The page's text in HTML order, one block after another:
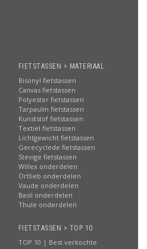
FIETSTASSEN > MATERIAAL
Bisonyl fietstassen
Canvas fietstassen
Polyester fietstassen
Tarpaulin fietstassen
Kunststof fietstassen
Textiel fietstassen
Lichtgewicht fietstassen
Gerecyclede fietstassen
Stevige fietstassen
Willex onderdelen
Ortlieb onderdelen
Vaude onderdelen
Basil onderdelen
Thule onderdelen
FIETSTASSEN > TOP 10
TOP 10 | Best verkochte